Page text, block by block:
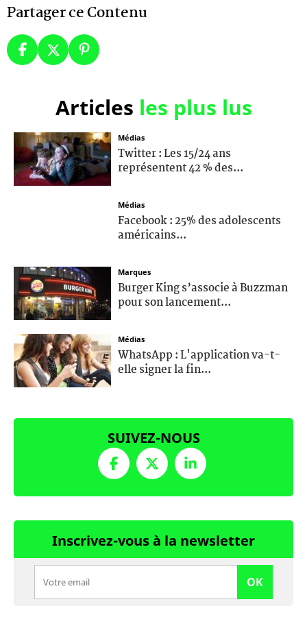
Partager ce Contenu
Articles les plus lus
Médias
Twitter : Les 15/24 ans
représentent 42 % des...
Médias
Facebook : 25% des adolescents
américains...
Marques
Burger King s’associe à Buzzman
pour son lancement...
Médias
WhatsApp : L'application va-t-
elle signer la fin...
SUIVEZ-NOUS
Inscrivez-vous à la newsletter
OK